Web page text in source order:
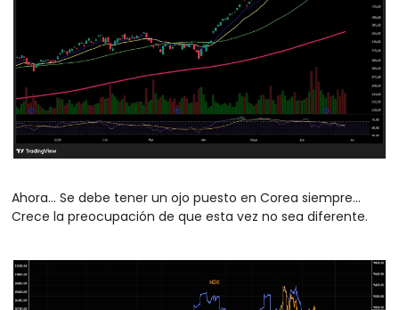
Ahora… Se debe tener un ojo puesto en Corea siempre…
Crece la preocupación de que esta vez no sea diferente.